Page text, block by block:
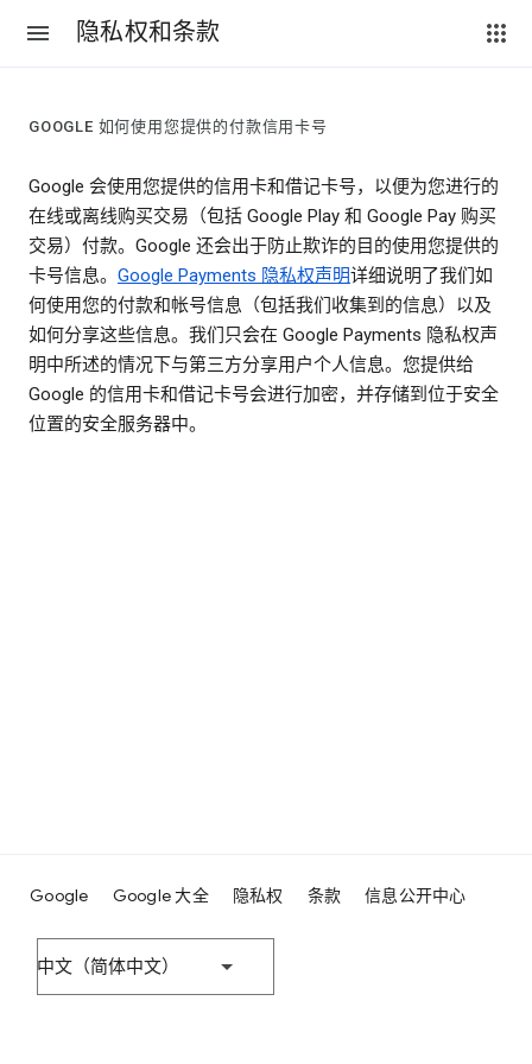
隐私权和条款
GOOGLE 如何使用您提供的付款信用卡号
Google 会使用您提供的信用卡和借记卡号，以便为您进行的
在线或离线购买交易（包括 Google Play 和 Google Pay 购买
交易）付款。Google 还会出于防止欺诈的目的使用您提供的
卡号信息。 Google Payments 隐私权声明详细说明了我们如
何使用您的付款和帐号信息（包括我们收集到的信息）以及
如何分享这些信息。我们只会在 Google Payments 隐私权声
明中所述的情况下与第三方分享用户个人信息。您提供给
Google 的信用卡和借记卡号会进行加密，并存储到位于安全
位置的安全服务器中。
Google Google 大全 隐私权 条款 信息公开中心
中文（简体中文）